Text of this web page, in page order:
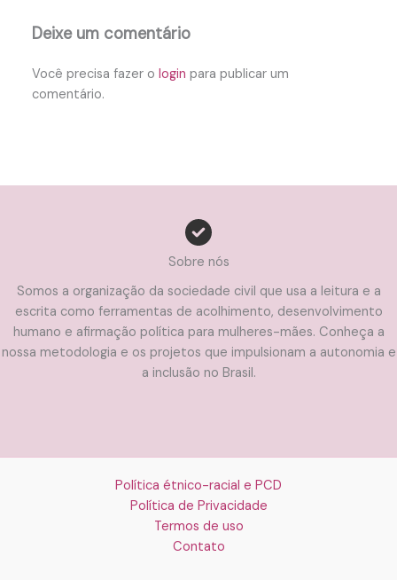
Deixe um comentário
Você precisa fazer ologin para publicar um
comentário.
Sobre nós
Somos a organização da sociedade civil que usa a leitura e a
escrita como ferramentas de acolhimento, desenvolvimento
humano e afirmação política para mulheres-mães. Conheça a
nossa metodologia e os projetos que impulsionam a autonomia e
a inclusão no Brasil.
Política étnico-racial e PCD
Política de Privacidade
Termos de uso
Contato